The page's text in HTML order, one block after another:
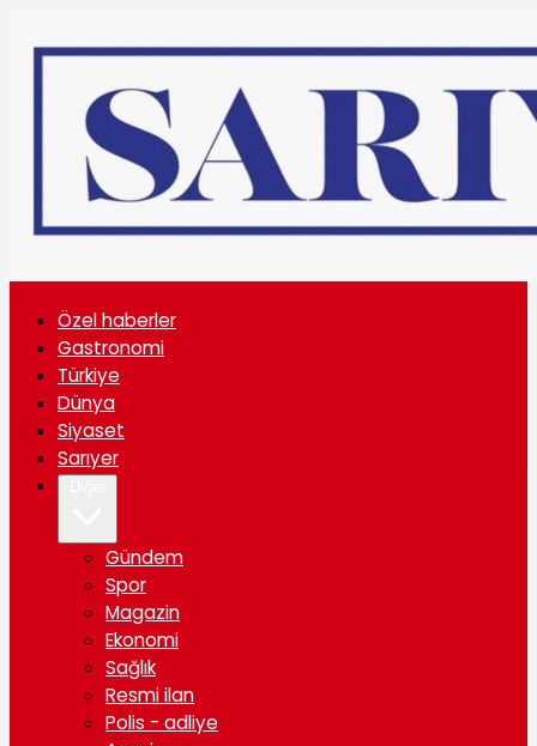
Özel haberler
Gastronomi
Türkiye
Dünya
Siyaset
Sarıyer
Gündem
Spor
Magazin
Ekonomi
Sağlık
Resmi ilan
Polis - adliye